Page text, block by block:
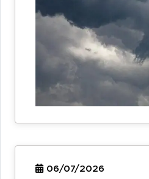
06/07/2026